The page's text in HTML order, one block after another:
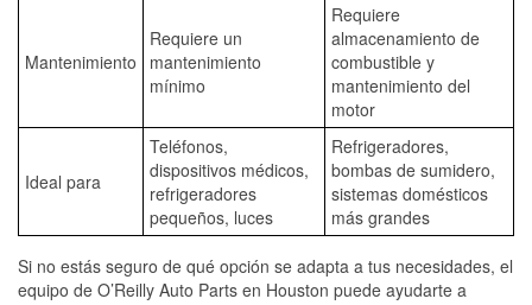
Mantenimiento
Requiere un
mantenimiento
mínimo
Requiere
almacenamiento de
combustible y
mantenimiento del
motor
Ideal para
Teléfonos,
dispositivos médicos,
refrigeradores
pequeños, luces
Refrigeradores,
bombas de sumidero,
sistemas domésticos
más grandes
Si no estás seguro de qué opción se adapta a tus necesidades, el
equipo de O’Reilly Auto Parts en Houston puede ayudarte a